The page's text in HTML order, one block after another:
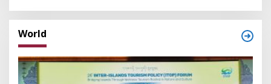
World